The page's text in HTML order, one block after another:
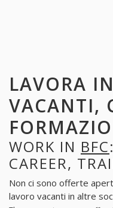
LAVORA IN
VACANTI,
WORK IN BFC
CAREER,
Non ci sono offerte
lavoro vacanti in altre